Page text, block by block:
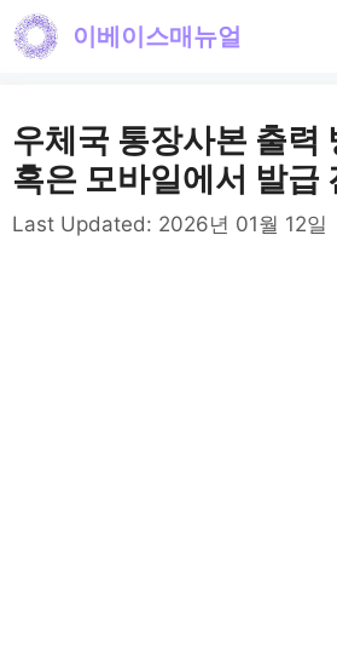
컨
로
건
너
이베이스매뉴얼
우체국 통장사본 출력
혹은 모바일에서 발급
Last Updated: 2026년 01월 12일